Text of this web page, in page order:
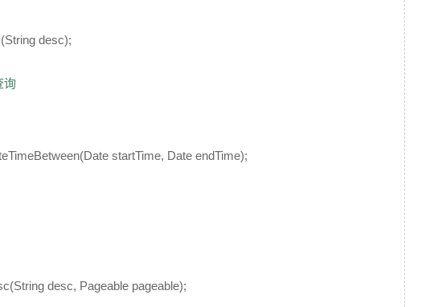
desc);
询
startTime, Date endTime);
desc, Pageable pageable);